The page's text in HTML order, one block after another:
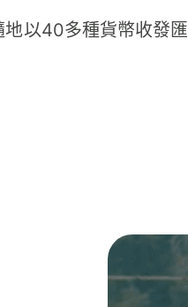
地以40多種貨幣收發匯